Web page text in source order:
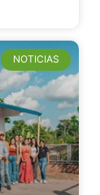
NOTICIAS